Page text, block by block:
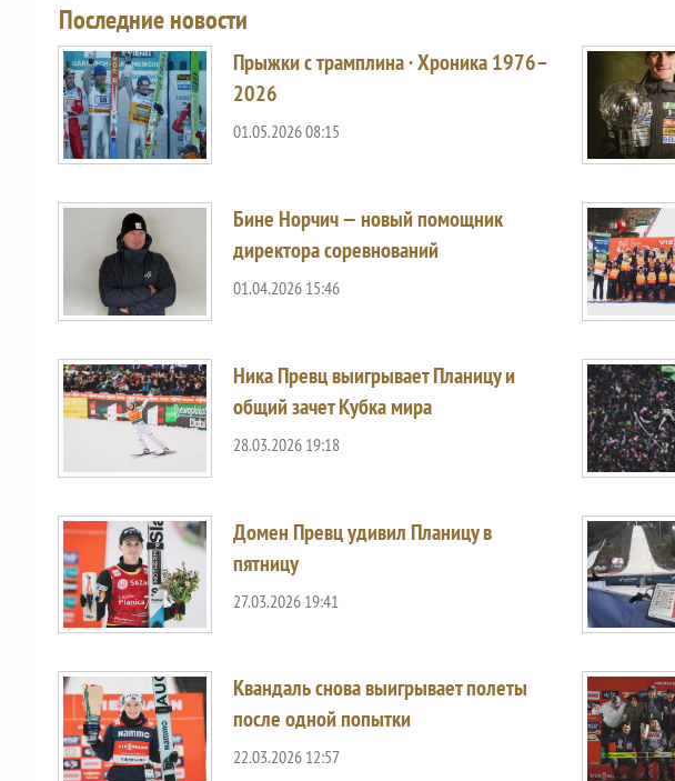
Последние новости
Прыжки с трамплина · Хроника 1976–
2026
01.05.2026 08:15
Бине Норчич — новый помощник
директора соревнований
01.04.2026 15:46
Ника Превц выигрывает Планицу и
общий зачет Кубка мира
28.03.2026 19:18
Домен Превц удивил Планицу в
пятницу
27.03.2026 19:41
Квандаль снова выигрывает полеты
после одной попытки
22.03.2026 12:57